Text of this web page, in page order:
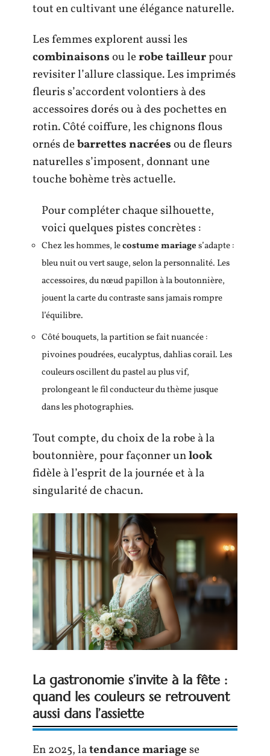
tout en cultivant une élégance naturelle.
Les femmes explorent aussi les
combinaisonsou lerobe tailleurpour
revisiter l’allure classique. Les imprimés
fleuris s’accordent volontiers à des
accessoires dorés ou à des pochettes en
rotin. Côté coiffure, les chignons flous
ornés debarrettes nacréesou de fleurs
naturelles s’imposent, donnant une
touche bohème très actuelle.
Pour compléter chaque silhouette,
voici quelques pistes concrètes :
Chez les hommes, lecostume mariages’adapte :
bleu nuit ou vert sauge, selon la personnalité. Les
accessoires, du nœud papillon à la boutonnière,
jouent la carte du contraste sans jamais rompre
l’équilibre.
Côté bouquets, la partition se fait nuancée :
pivoines poudrées, eucalyptus, dahlias corail. Les
couleurs oscillent du pastel au plus vif,
prolongeant le fil conducteur du thème jusque
dans les photographies.
Tout compte, du choix de la robe à la
boutonnière, pour façonner unlook
fidèle à l’esprit de la journée et à la
singularité de chacun.
La gastronomie s’invite à la fête :
quand les couleurs se retrouvent
aussi dans l’assiette
En 2025, latendance mariagese